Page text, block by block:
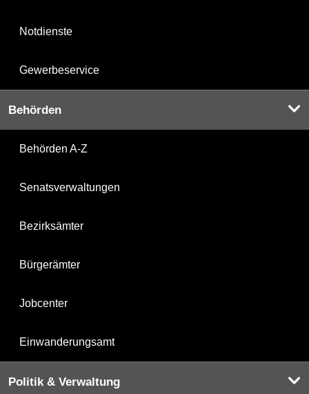
Notdienste
Gewerbeservice
Behörden
Behörden A-Z
Senatsverwaltungen
Bezirksämter
Bürgerämter
Jobcenter
Einwanderungsamt
Politik & Verwaltung